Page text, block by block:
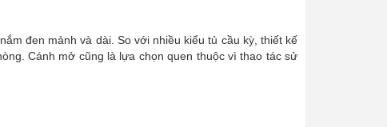
đen mảnh và dài. So với nhiều kiểu tủ cầu kỳ, thiết kế
Cánh mở cũng là lựa chọn quen thuộc vì thao tác sử